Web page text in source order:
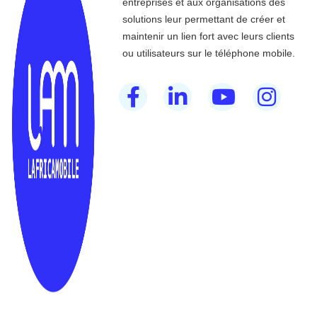
solutions leur permettant de créer et
maintenir un lien fort avec leurs clients
ou utilisateurs sur le téléphone mobile.